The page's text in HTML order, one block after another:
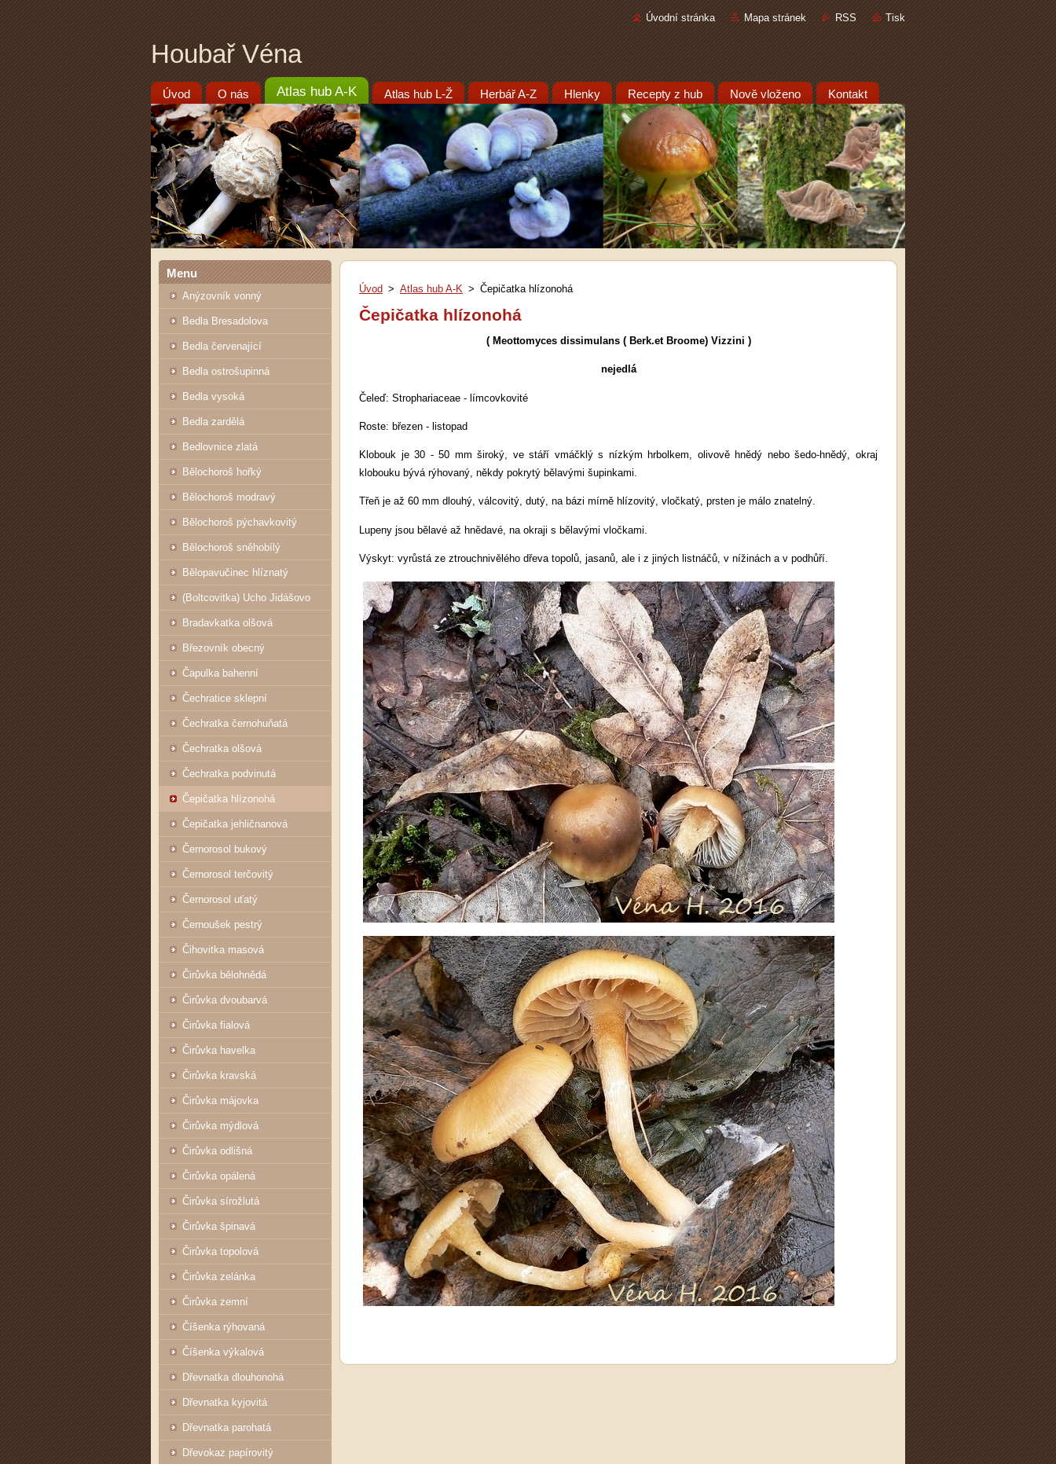
Úvodní stránka Mapa stránek RSS Tisk
Houbař Véna
Úvod O nás Atlas hub A-K Atlas hub L-Ž Herbář A-Z Hlenky Recepty z hub Nově vloženo Kontakt
Menu
Anýzovník vonný
Bedla Bresadolova
Bedla červenající
Bedla ostrošupinná
Bedla vysoká
Bedla zardělá
Bedlovnice zlatá
Bělochoroš hořký
Bělochoroš modravý
Bělochoroš pýchavkovitý
Bělochoroš sněhobílý
Bělopavučinec hlíznatý
(Boltcovitka) Ucho Jidášovo
Bradavkatka olšová
Březovník obecný
Čapulka bahenní
Čechratice sklepní
Čechratka černohuňatá
Čechratka olšová
Čechratka podvinutá
Čepičatka hlízonohá
Čepičatka jehličnanová
Černorosol bukový
Černorosol terčovitý
Černorosol uťatý
Černoušek pestrý
Čihovitka masová
Čirůvka bělohnědá
Čirůvka dvoubarvá
Čirůvka fialová
Čirůvka havelka
Čirůvka kravská
Čirůvka májovka
Čirůvka mýdlová
Čirůvka odlišná
Čirůvka opálená
Čirůvka sírožlutá
Čirůvka špinavá
Čirůvka topolová
Čirůvka zelánka
Čirůvka zemní
Číšenka rýhovaná
Číšenka výkalová
Dřevnatka dlouhonohá
Dřevnatka kyjovitá
Dřevnatka parohatá
Dřevokaz papírovitý
Úvod > Atlas hub A-K > Čepičatka hlízonohá
Čepičatka hlízonohá
( Meottomyces dissimulans ( Berk.et Broome) Vizzini )
nejedlá
Čeleď: Strophariaceae - límcovkovité
Roste: březen - listopad
Klobouk je 30 - 50 mm široký, ve stáří vmáčklý s nízkým hrbolkem, olivově hnědý nebo šedo-hnědý, okraj
klobouku bývá rýhovaný, někdy pokrytý bělavými šupinkami.
Třeň je až 60 mm dlouhý, válcovitý, dutý, na bázi mírně hlízovitý, vločkatý, prsten je málo znatelný.
Lupeny jsou bělavé až hnědavé, na okraji s bělavými vločkami.
Výskyt: vyrůstá ze ztrouchnivělého dřeva topolů, jasanů, ale i z jiných listnáčů, v nížinách a v podhůří.